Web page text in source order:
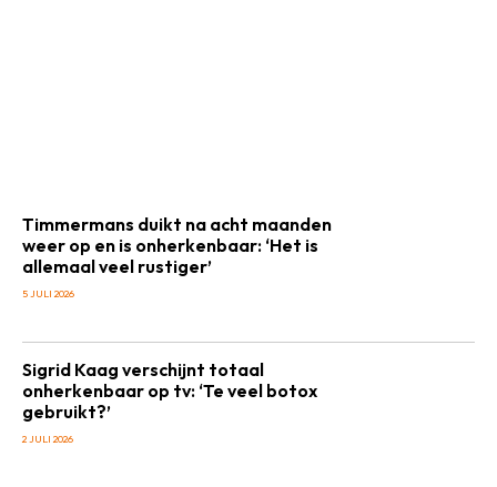
Timmermans duikt na acht maanden
weer op en is onherkenbaar: ‘Het is
allemaal veel rustiger’
5 JULI 2026
Sigrid Kaag verschijnt totaal
onherkenbaar op tv: ‘Te veel botox
gebruikt?’
2 JULI 2026